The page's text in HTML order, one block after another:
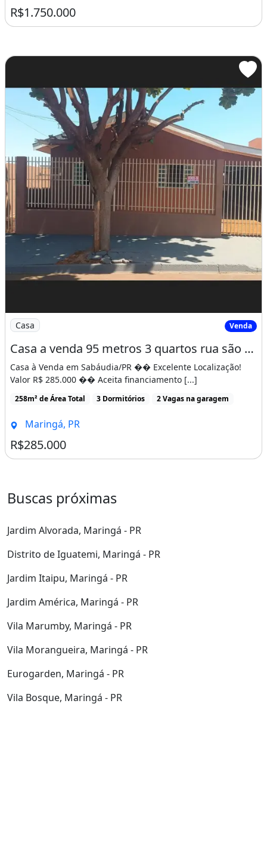
R$1.750.000
Imagem: Casa a venda 95 metros 3 quartos rua são
Casa Venda
Casa a venda 95 metros 3 quartos rua são Mateus n 11 na cidade de Sabáudia no Pr
Casa à Venda em Sabáudia/PR �� Excelente Localização!
Valor R$ 285.000 �� Aceita financiamento [...]
258m² de Área Total 3 Dormitórios 2 Vagas na garagem
Maringá, PR
R$285.000
Buscas próximas
Jardim Alvorada, Maringá - PR
Distrito de Iguatemi, Maringá - PR
Jardim Itaipu, Maringá - PR
Jardim América, Maringá - PR
Vila Marumby, Maringá - PR
Vila Morangueira, Maringá - PR
Eurogarden, Maringá - PR
Vila Bosque, Maringá - PR